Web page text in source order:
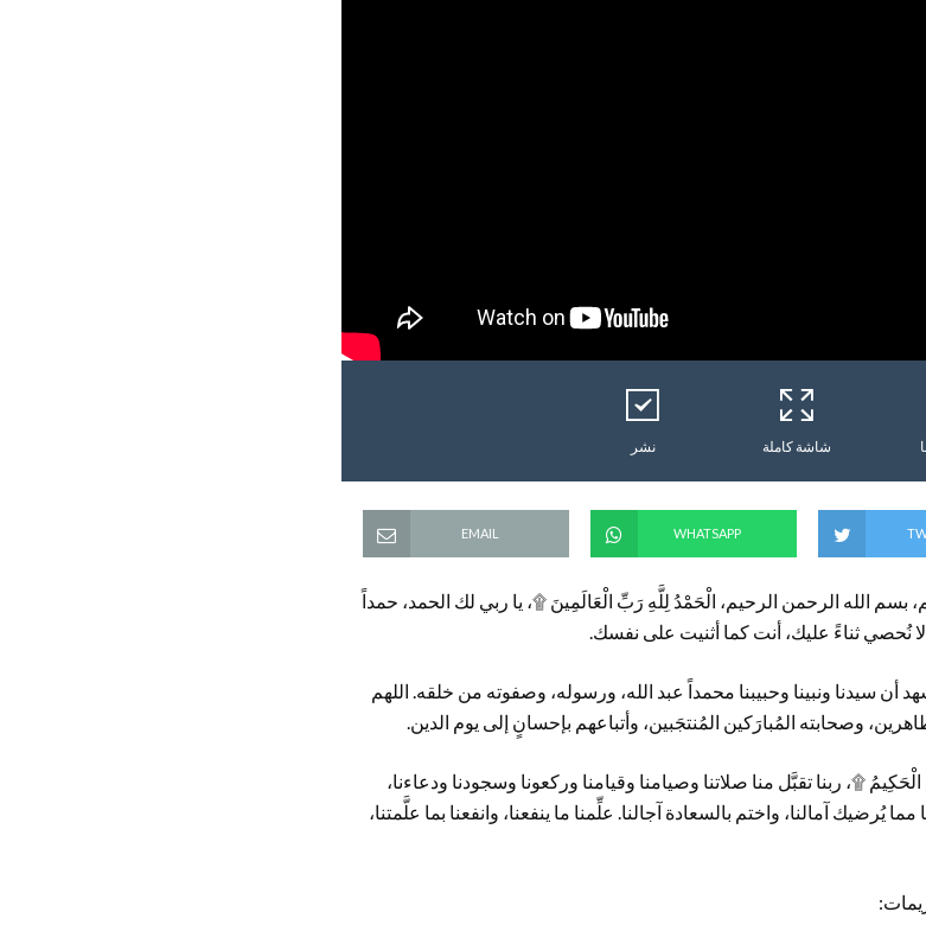
شاشة كاملة نشر
WHATSAPP
EMAIL
بسم الله الرحمن الرحيم، الْحَمْدُ لِلَّهِ رَبِّ الْعَالَمِينَ ۩، يا ربي لك الحمد، حمداً
نُحصي ثناءً عليك، أنت كما أثنيت على نفسك.
أن سيدنا ونبينا وحبيبنا محمداً عبد الله، ورسوله، وصفوته من خلقه. اللهم
وصحابته المُبارَكين المُنتجَبين، وأتباعهم بإحسانٍ إلى يوم الدين.
۩، ربنا تقبَّل منا صلاتنا وصيامنا وقيامنا وركعونا وسجودنا ودعاءنا،
يُرضيك آمالنا، واختم بالسعادة آجالنا. علِّمنا ما ينفعنا، وانفعنا بما علَّمتنا،